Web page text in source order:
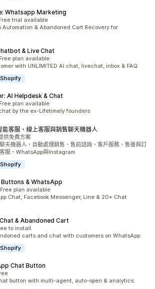
Whatsapp Marketing
trial available
Automation & Abandoned Cart Recovery for
& Live Chat
價
Free plan available
with UNLIMITED AI chat, livechat, inbox & FAQ
AI Helpdesk & Chat
價
Free plan available
by the ex-Lifetimely founders
客服、線上客服與銷售聊天機器人
供免費方案
天機器人，自動處理銷售、售前諮詢、客戶服務、售後與訂
服、WhatsApp與Instagram
& WhatsApp
價
Free plan available
Chat, Facebook Messenger, Line & 20+ Chat
& Abandoned Cart
to install
carts and chat with customers on WhatsApp.
Chat Button
button with multi-agent, auto-open & analytics.